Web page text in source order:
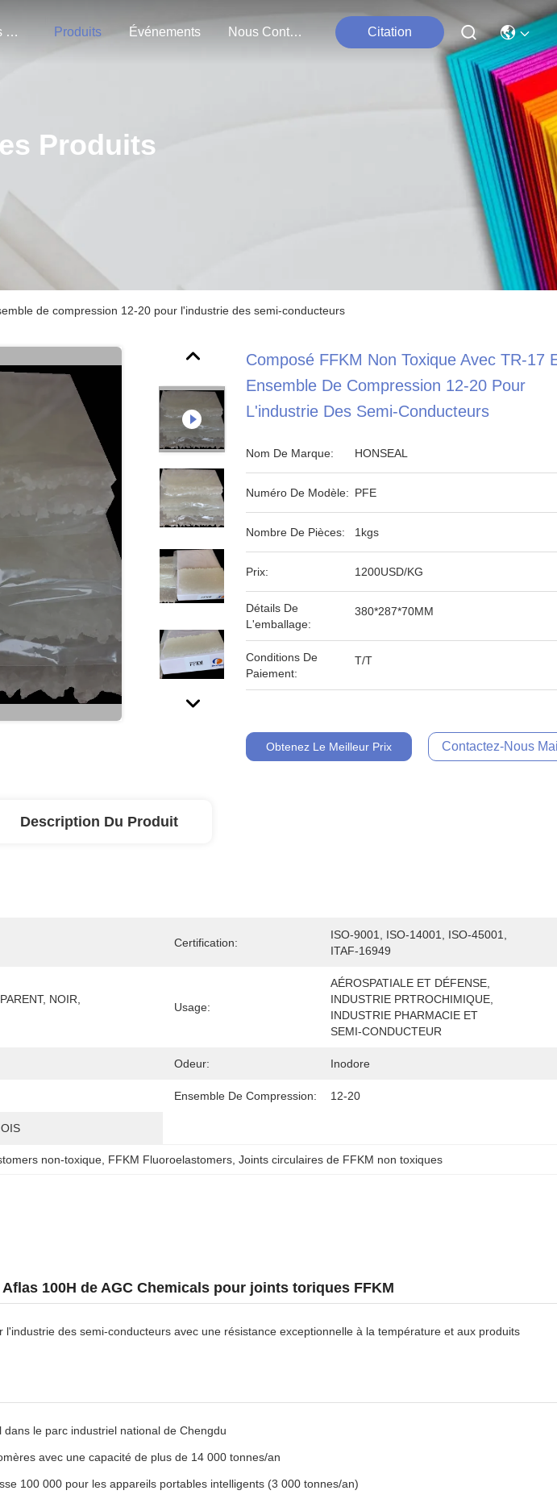
À Propos De Nous Produits Événements Nous Contacter Citation
Produits
de compression 12-20 pour l'industrie des semi-conducteurs
Composé FFKM Non Toxique Avec TR-17
Ensemble De Compression 12-20 Pour
L'industrie Des Semi-Conducteurs
Nom De Marque: HONSEAL
Numéro De Modèle: PFE
Nombre De Pièces: 1kgs
Prix: 1200USD/KG
Détails De
L'emballage:
380*287*70MM
Conditions De
Paiement:
T/T
Obtenez Le Meilleur Prix Contactez-Nous
Description Du Produit
Certification:
ISO-9001, ISO-14001, ISO-45001,
ITAF-16949
NOIR,
Usage:
AÉROSPATIALE ET DÉFENSE,
INDUSTRIE PRTROCHIMIQUE,
INDUSTRIE PHARMACIE ET ​​
SEMI-CONDUCTEUR
Odeur: Inodore
Ensemble De Compression: 12-20
non-toxique FFKM Fluoroelastomers , Joints circulaires de FFKM non toxiques
100H de AGC Chemicals pour joints toriques FFKM
des semi-conducteurs avec une résistance exceptionnelle à la température et aux produits
le parc industriel national de Chengdu
avec une capacité de plus de 14 000 tonnes/an
100 000 pour les appareils portables intelligents (3 000 tonnes/an)